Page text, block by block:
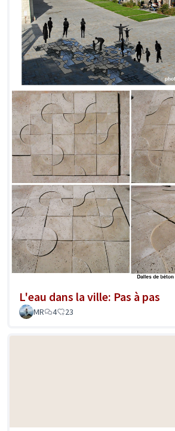
L'eau dans la ville: Pas à pas
MR
4 23